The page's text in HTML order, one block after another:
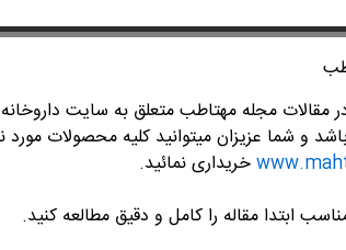
مجله مهتاطب متعلق به سایت داروخانه
و شما عزیزان میتوانید کلیه محصولات مورد
خریداری نمائید.
ابتدا مقاله را کامل و دقیق مطالعه کنید.